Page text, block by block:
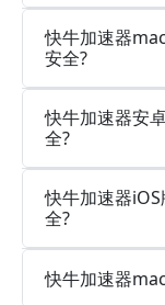
快牛加速器
安全?
快牛加速器安
全?
快牛加速器
全?
快牛加速器